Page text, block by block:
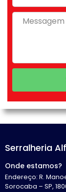
Serralheria
Onde estamos?
Endereço: R.
Sorocaba – SP,